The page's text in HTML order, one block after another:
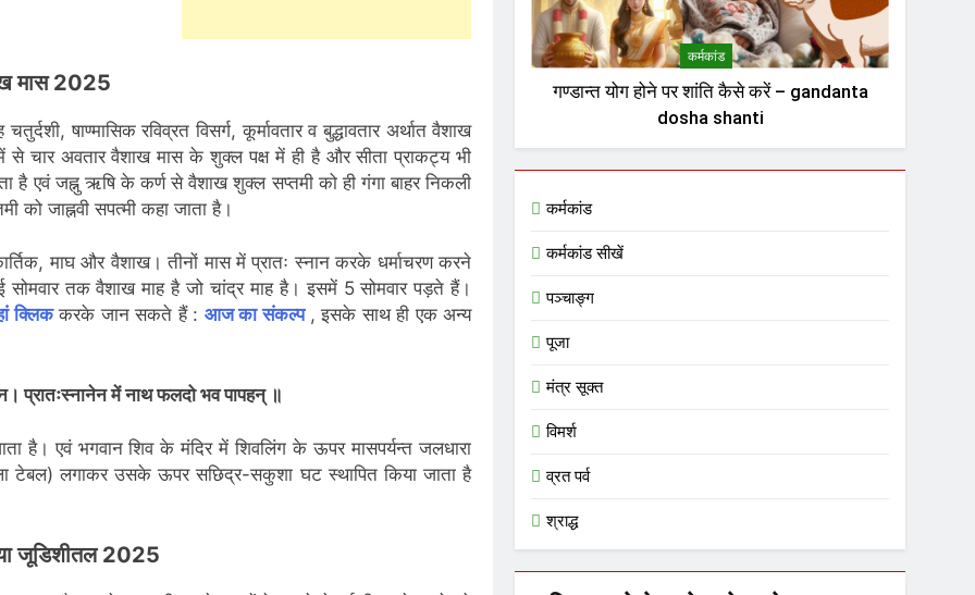
मास 2025
षाण्मासिक रविव्रत विसर्ग, कूर्मावतार व बुद्धावतार अर्थात वैशाख
में से चार अवतार वैशाख मास के शुक्ल पक्ष में ही है और सीता प्राकट्य भी
है एवं जह्नु ऋषि के कर्ण से वैशाख शुक्ल सप्तमी को ही गंगा बाहर निकली
को जाह्नवी सपत्मी कहा जाता है।
माघ और वैशाख। तीनों मास में प्रातः स्नान करके धर्माचरण करने
तक वैशाख माह है जो चांद्र माह है। इसमें 5 सोमवार पड़ते हैं।
क्लिककरके जान सकते हैं : आज का संकल्प, इसके साथ ही एक अन्य
प्रातःस्नानेन में नाथ फलदो भव पापहन् ॥
है। एवं भगवान शिव के मंदिर में शिवलिंग के ऊपर मासपर्यन्त जलधारा
टेबल) लगाकर उसके ऊपर सछिद्र-सकुशा घट स्थापित किया जाता है
जूडिशीतल 2025
कर्मकांड
गण्डान्त योग होने पर शांति कैसे करें – gandanta
dosha shanti
कर्मकांड
कर्मकांड सीखें
पञ्चाङ्ग
पूजा
मंत्र सूक्त
विमर्श
व्रत पर्व
श्राद्ध